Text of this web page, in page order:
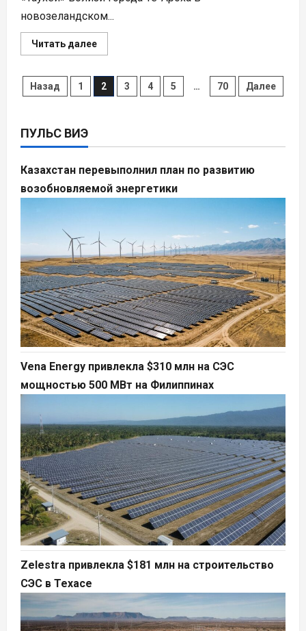
новозеландском...
Читать далееПрочитать
больше
Новой
Зеландии
завершили
СЭС
Пагинация
Назад 1 2 3 4 5 … 70 Далее
ПУЛЬС ВИЭ
Казахстан перевыполнил план по развитию
возобновляемой энергетики
Vena Energy привлекла $310 млн на СЭС
мощностью 500 МВт на Филиппинах
Zelestra привлекла $181 млн на строительство
СЭС в Техасе